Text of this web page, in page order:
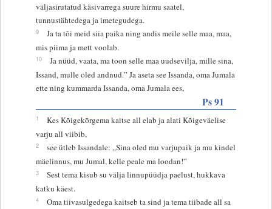
väljasirutatud käsivarrega suure hirmu saatel,
tunnustähtedega ja imetegudega.
9
Ja ta tõi meid siia paika ning andis meile selle maa, maa,
mis piima ja mett voolab.
10
Ja nüüd, vaata, ma toon selle maa uudsevilja, mille sina,
Issand, mulle oled andnud.” Ja aseta see Issanda, oma Jumala
ette ning kummarda Issanda, oma Jumala ees,
Ps 91
1
Kes Kõigekõrgema kaitse all elab ja alati Kõigeväelise
varju all viibib,
2
see ütleb Issandale: „Sina oled mu varjupaik ja mu kindel
mäelinnus, mu Jumal, kelle peale ma loodan!”
3
Sest tema kisub su välja linnupüüdja paelust, hukkava
katku käest.
4
Oma tiivasulgedega kaitseb ta sind ja tema tiibade all sa